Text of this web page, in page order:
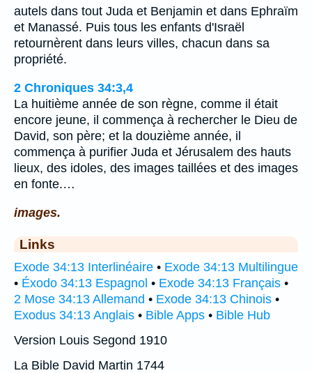
autels dans tout Juda et Benjamin et dans Ephraïm
et Manassé. Puis tous les enfants d'Israël
retournèrent dans leurs villes, chacun dans sa
propriété.
2 Chroniques 34:3,4
La huitième année de son règne, comme il était
encore jeune, il commença à rechercher le Dieu de
David, son père; et la douzième année, il
commença à purifier Juda et Jérusalem des hauts
lieux, des idoles, des images taillées et des images
en fonte.…
images.
Links
Exode 34:13 Interlinéaire • Exode 34:13 Multilingue
• Éxodo 34:13 Espagnol • Exode 34:13 Français •
2 Mose 34:13 Allemand • Exode 34:13 Chinois •
Exodus 34:13 Anglais • Bible Apps • Bible Hub
Version Louis Segond 1910
La Bible David Martin 1744